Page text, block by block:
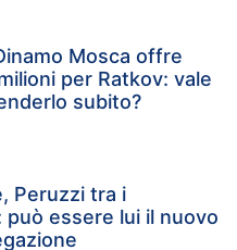
Mosca offre
per Ratkov: vale
subito?
Peruzzi tra i
può essere lui il nuovo